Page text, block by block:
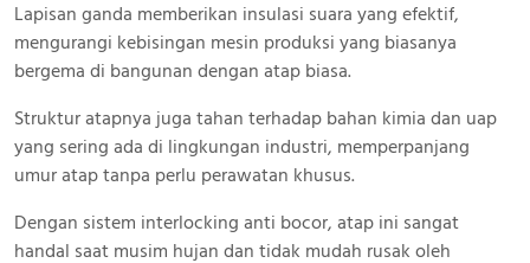
Lapisan ganda memberikan insulasi suara yang efektif,
mengurangi kebisingan mesin produksi yang biasanya
bergema di bangunan dengan atap biasa.
Struktur atapnya juga tahan terhadap bahan kimia dan uap
yang sering ada di lingkungan industri, memperpanjang
umur atap tanpa perlu perawatan khusus.
Dengan sistem interlocking anti bocor, atap ini sangat
handal saat musim hujan dan tidak mudah rusak oleh